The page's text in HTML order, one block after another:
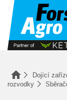
Dojící
rozvodky